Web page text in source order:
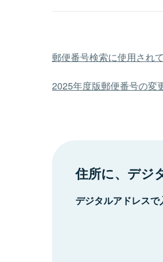
郵便番号検索に使用され
2025年度版郵便番号の変
住所に、デジ
デジタルアドレス